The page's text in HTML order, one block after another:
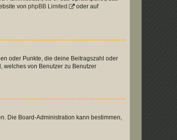
von phpBB Limited
oder auf
oder Punkte, die deine Beitragszahl oder
welches von Benutzer zu Benutzer
Die Board-Administration kann bestimmen,